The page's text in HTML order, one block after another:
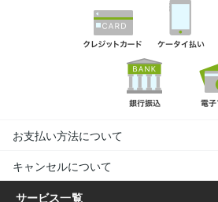
お支払い方法について
キャンセルについて